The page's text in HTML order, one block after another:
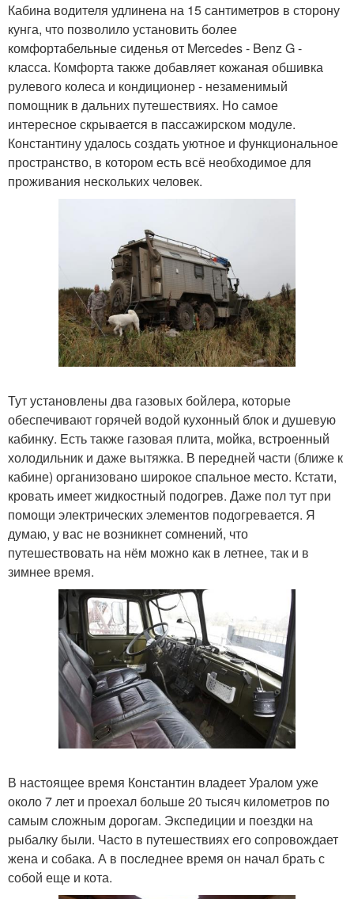
Кабина водителя удлинена на 15 сантиметров в сторону
кунга, что позволило установить более
комфортабельные сиденья от Mercedes - Benz G -
класса. Комфорта также добавляет кожаная обшивка
рулевого колеса и кондиционер - незаменимый
помощник в дальних путешествиях. Но самое
интересное скрывается в пассажирском модуле.
Константину удалось создать уютное и функциональное
пространство, в котором есть всё необходимое для
проживания нескольких человек.
Тут установлены два газовых бойлера, которые
обеспечивают горячей водой кухонный блок и душевую
кабинку. Есть также газовая плита, мойка, встроенный
холодильник и даже вытяжка. В передней части (ближе к
кабине) организовано широкое спальное место. Кстати,
кровать имеет жидкостный подогрев. Даже пол тут при
помощи электрических элементов подогревается. Я
думаю, у вас не возникнет сомнений, что
путешествовать на нём можно как в летнее, так и в
зимнее время.
В настоящее время Константин владеет Уралом уже
около 7 лет и проехал больше 20 тысяч километров по
самым сложным дорогам. Экспедиции и поездки на
рыбалку были. Часто в путешествиях его сопровождает
жена и собака. А в последнее время он начал брать с
собой еще и кота.